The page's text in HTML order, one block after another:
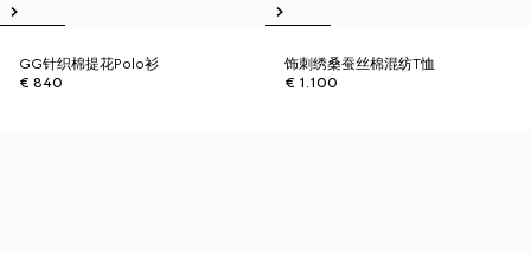
GG针织棉提花Polo衫
€ 840
饰刺绣桑蚕丝棉混纺T恤
€ 1.100